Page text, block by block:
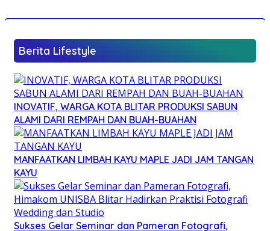
Berita Lifestyle
INOVATIF, WARGA KOTA BLITAR PRODUKSI SABUN
ALAMI DARI REMPAH DAN BUAH-BUAHAN
MANFAATKAN LIMBAH KAYU MAPLE JADI JAM TANGAN
KAYU
Sukses Gelar Seminar dan Pameran Fotografi,